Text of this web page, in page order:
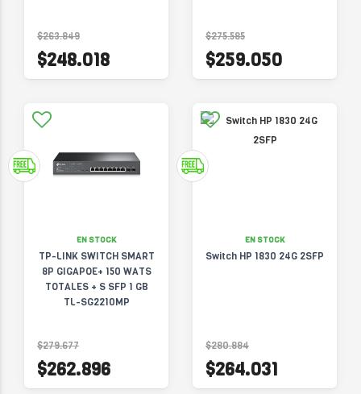
$263.849
$248.018
$275.585
$259.050
EN STOCK
TP-LINK SWITCH SMART
8P GIGAPOE+ 150 WATS
TOTALES + S SFP 1 GB
TL-SG2210MP
$279.677
$262.896
EN STOCK
Switch HP 1830 24G 2SFP
$280.884
$264.031